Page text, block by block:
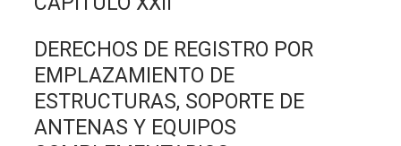
DERECHOS DE REGISTRO POR
EMPLAZAMIENTO DE
ESTRUCTURAS, SOPORTE DE
ANTENAS Y EQUIPOS